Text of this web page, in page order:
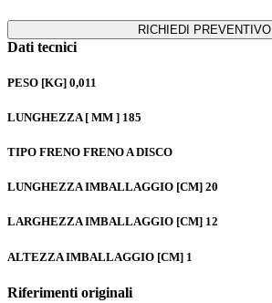
RICHIEDI PREVENTIVO
Dati tecnici
PESO [KG] 0,011
LUNGHEZZA [ MM ] 185
TIPO FRENO FRENO A DISCO
LUNGHEZZA IMBALLAGGIO [CM] 20
LARGHEZZA IMBALLAGGIO [CM] 12
ALTEZZA IMBALLAGGIO [CM] 1
Riferimenti originali